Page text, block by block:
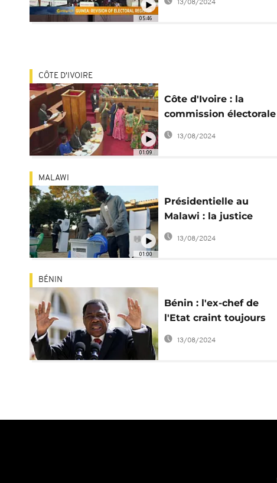
05:46
13/08/2024
01:09
CÔTE D'IVOIRE
Côte d'Ivoire : la
commission électorale
change de forme
13/08/2024
01:00
MALAWI
Présidentielle au
Malawi : la justice
examine les requêtes
en annulation
13/08/2024
BÉNIN
Bénin : l'ex-chef de
l'Etat craint toujours
pour sa sécurité
13/08/2024